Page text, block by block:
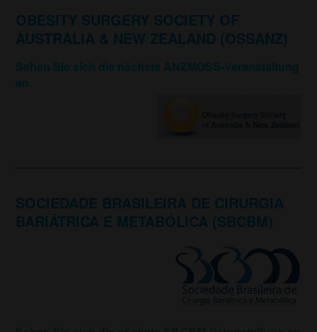
OBESITY SURGERY SOCIETY OF
AUSTRALIA & NEW ZEALAND (OSSANZ)
Sehen Sie sich die nächste ANZMOSS-Veranstaltung
an
SOCIEDADE BRASILEIRA DE CIRURGIA
BARIÁTRICA E METABÓLICA (SBCBM)